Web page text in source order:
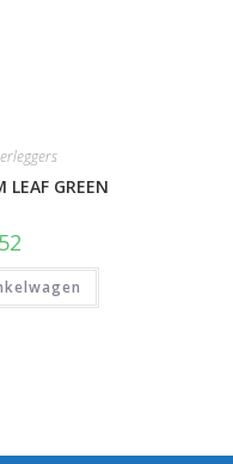
LEAF GREEN